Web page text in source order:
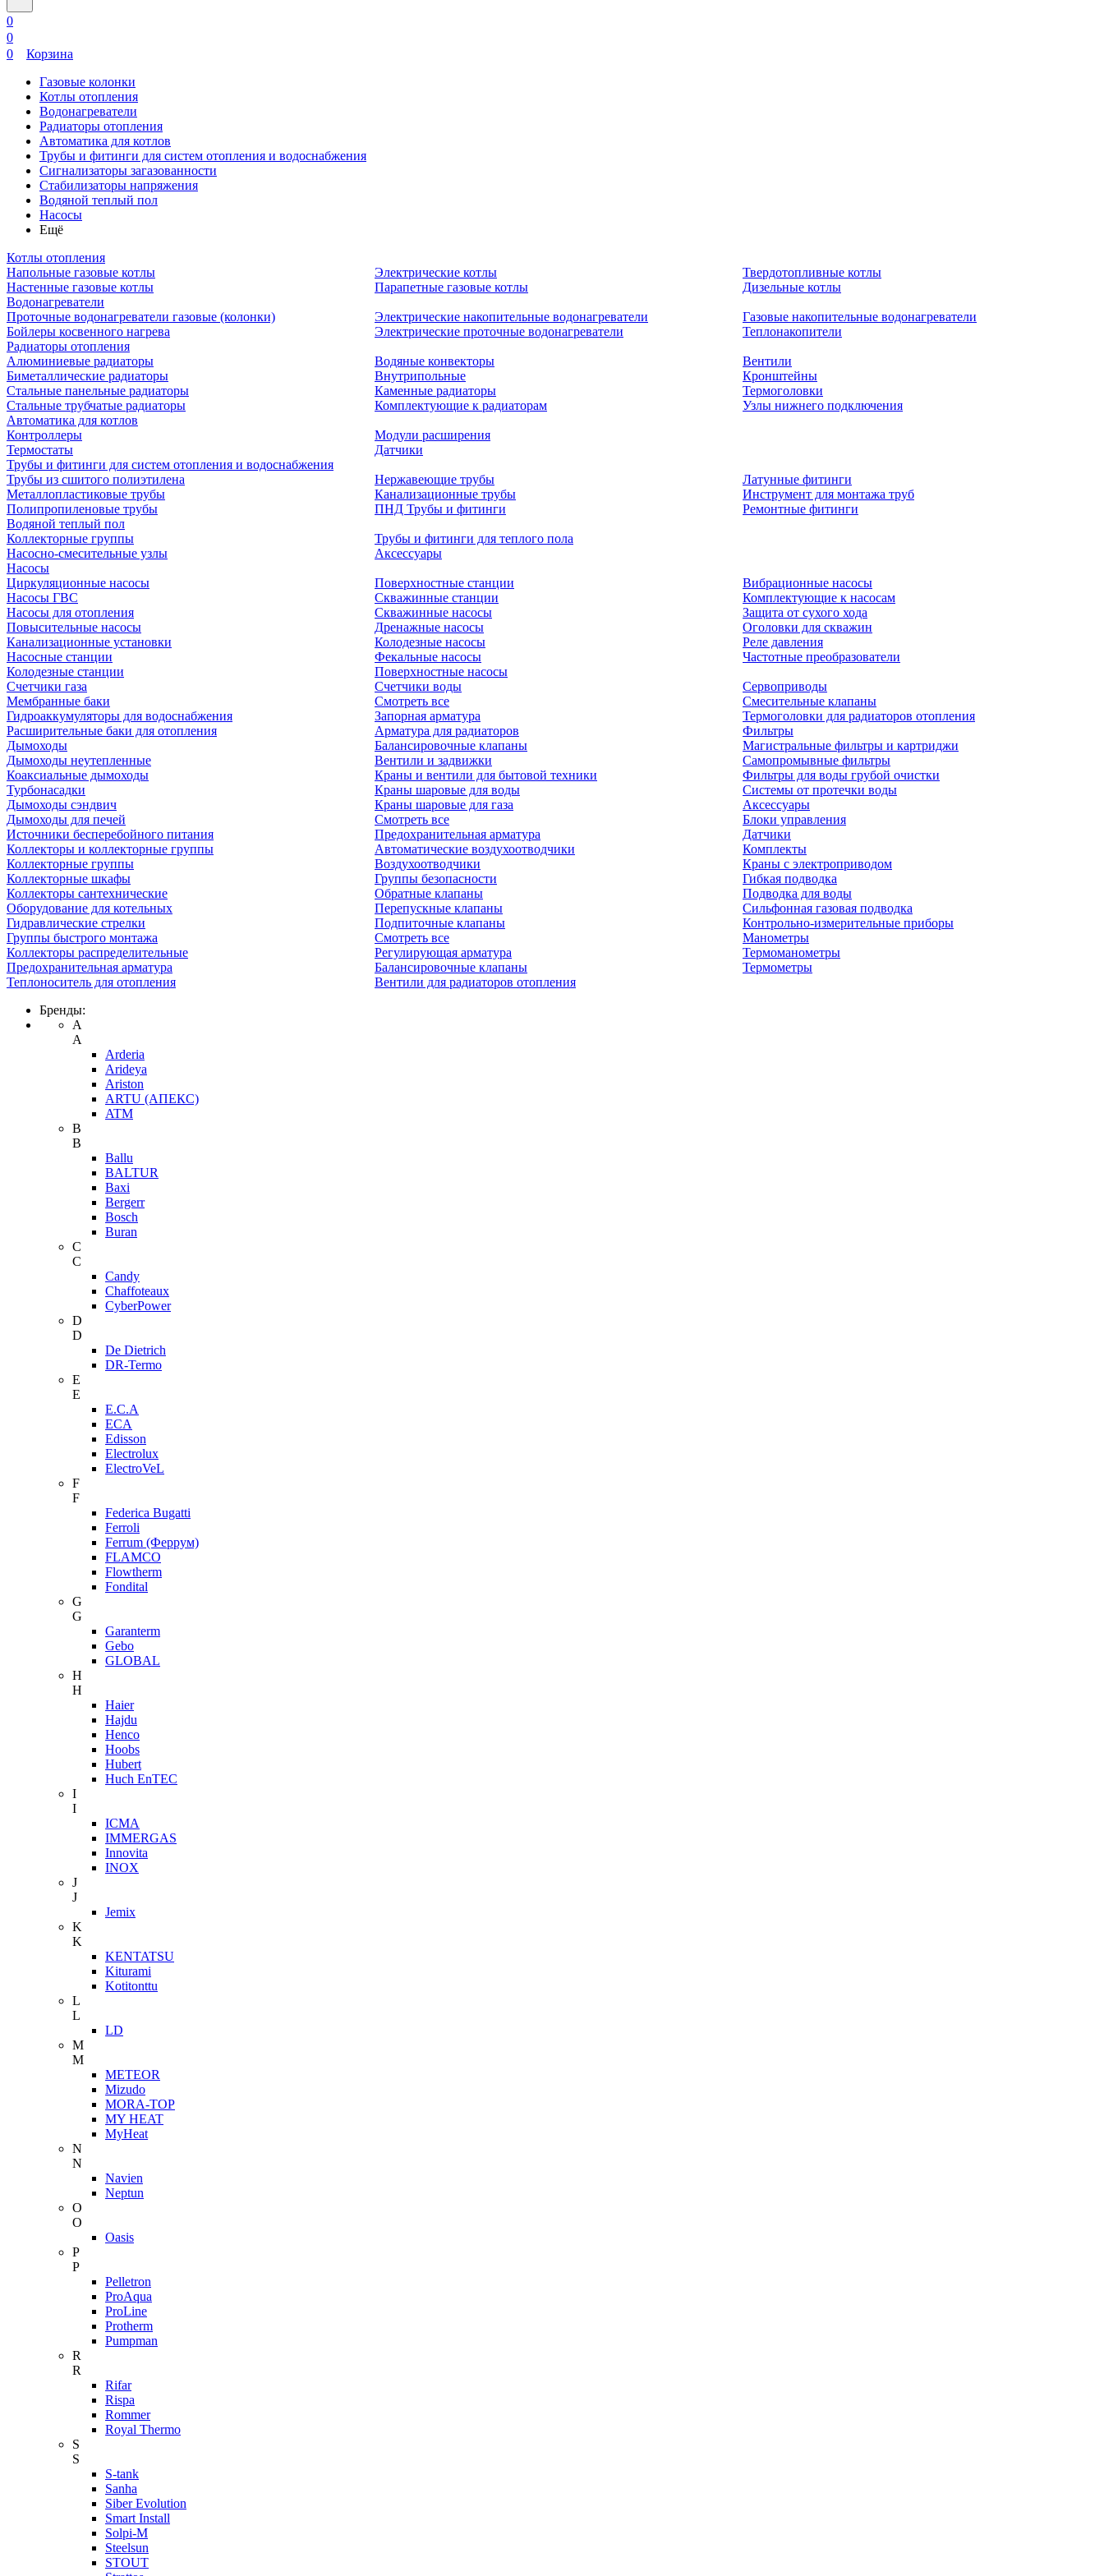
0
0
0
Корзина
Газовые колонки
Котлы отопления
Водонагреватели
Радиаторы отопления
Автоматика для котлов
Трубы и фитинги для систем отопления и водоснабжения
Сигнализаторы загазованности
Стабилизаторы напряжения
Водяной теплый пол
Насосы
Ещё
Котлы отопления
Напольные газовые котлы
Настенные газовые котлы
Электрические котлы
Парапетные газовые котлы
Твердотопливные котлы
Дизельные котлы
Водонагреватели
Проточные водонагреватели газовые (колонки)
Бойлеры косвенного нагрева
Электрические накопительные водонагреватели
Электрические проточные водонагреватели
Газовые накопительные водонагреватели
Теплонакопители
Радиаторы отопления
Алюминиевые радиаторы
Биметаллические радиаторы
Стальные панельные радиаторы
Стальные трубчатые радиаторы
Водяные конвекторы
Внутрипольные
Каменные радиаторы
Комплектующие к радиаторам
Вентили
Кронштейны
Термоголовки
Узлы нижнего подключения
Автоматика для котлов
Контроллеры
Термостаты
Модули расширения
Датчики
Трубы и фитинги для систем отопления и водоснабжения
Трубы из сшитого полиэтилена
Металлопластиковые трубы
Полипропиленовые трубы
Нержавеющие трубы
Канализационные трубы
ПНД Трубы и фитинги
Латунные фитинги
Инструмент для монтажа труб
Ремонтные фитинги
Водяной теплый пол
Коллекторные группы
Насосно-смесительные узлы
Трубы и фитинги для теплого пола
Аксессуары
Насосы
Циркуляционные насосы
Насосы ГВС
Насосы для отопления
Повысительные насосы
Канализационные установки
Насосные станции
Колодезные станции
Поверхностные станции
Скважинные станции
Скважинные насосы
Дренажные насосы
Колодезные насосы
Фекальные насосы
Поверхностные насосы
Вибрационные насосы
Комплектующие к насосам
Защита от сухого хода
Оголовки для скважин
Реле давления
Частотные преобразователи
Счетчики газа
Мембранные баки
Гидроаккумуляторы для водоснабжения
Расширительные баки для отопления
Дымоходы
Дымоходы неутепленные
Коаксиальные дымоходы
Турбонасадки
Дымоходы сэндвич
Дымоходы для печей
Источники бесперебойного питания
Коллекторы и коллекторные группы
Коллекторные группы
Коллекторные шкафы
Коллекторы сантехнические
Оборудование для котельных
Гидравлические стрелки
Группы быстрого монтажа
Коллекторы распределительные
Предохранительная арматура
Теплоноситель для отопления
Счетчики воды
Смотреть все
Запорная арматура
Арматура для радиаторов
Балансировочные клапаны
Вентили и задвижки
Краны и вентили для бытовой техники
Краны шаровые для воды
Краны шаровые для газа
Смотреть все
Предохранительная арматура
Автоматические воздухоотводчики
Воздухоотводчики
Группы безопасности
Обратные клапаны
Перепускные клапаны
Подпиточные клапаны
Смотреть все
Регулирующая арматура
Балансировочные клапаны
Вентили для радиаторов отопления
Сервоприводы
Смесительные клапаны
Термоголовки для радиаторов отопления
Фильтры
Магистральные фильтры и картриджи
Самопромывные фильтры
Фильтры для воды грубой очистки
Системы от протечки воды
Аксессуары
Блоки управления
Датчики
Комплекты
Краны с электроприводом
Гибкая подводка
Подводка для воды
Сильфонная газовая подводка
Контрольно-измерительные приборы
Манометры
Термоманометры
Термометры
Бренды:
A
A
Arderia
Arideya
Ariston
ARTU (АПЕКС)
ATM
B
B
Ballu
BALTUR
Baxi
Bergerr
Bosch
Buran
C
C
Candy
Chaffoteaux
CyberPower
D
D
De Dietrich
DR-Termo
E
E
E.C.A
ECA
Edisson
Electrolux
ElectroVeL
F
F
Federica Bugatti
Ferroli
Ferrum (Феррум)
FLAMCO
Flowtherm
Fondital
G
G
Garanterm
Gebo
GLOBAL
H
H
Haier
Hajdu
Henco
Hoobs
Hubert
Huch EnTEC
I
I
ICMA
IMMERGAS
Innovita
INOX
J
J
Jemix
K
K
KENTATSU
Kiturami
Kotitonttu
L
L
LD
M
M
METEOR
Mizudo
MORA-TOP
MY HEAT
MyHeat
N
N
Navien
Neptun
O
O
Oasis
P
P
Pelletron
ProAqua
ProLine
Protherm
Pumpman
R
R
Rifar
Rispa
Rommer
Royal Thermo
S
S
S-tank
Sanha
Siber Evolution
Smart Install
Solpi-M
Steelsun
STOUT